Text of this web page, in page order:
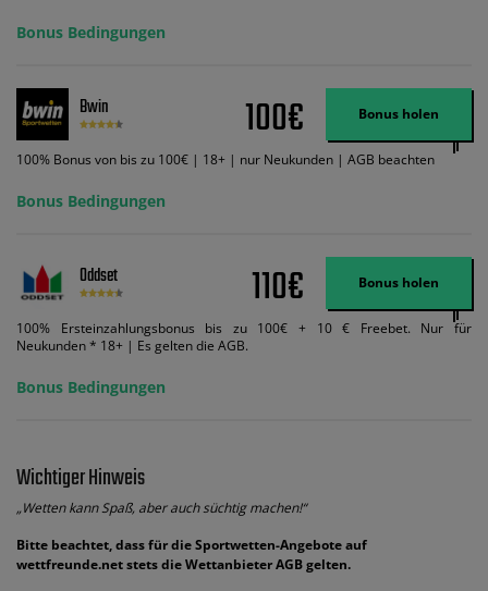
ein und wir geben Ihnen die entsprechende qualifizierende Einzahlung in
Wett-Credits, wenn Sie qualifizierende Wetten im gleichen Wert platzieren
Wett-Credits aus. Es gelten die AGB, Zeitlimits und Ausnahmen. Der Bonus-
Code VIPANGEBOT kann während der Anmeldung benutzt werden, jedoch
ändert dies den Angebotsbetrag in keinster Weise.
Bonus Bedingungen
Bwin 100€ Bonus holen
100% Bonus von bis zu 100€ | 18+ | nur Neukunden | AGB beachten
Bonus Bedingungen
Oddset 110€ Bonus holen
100% Ersteinzahlungsbonus bis zu 100€ + 10 € Freebet. Nur für
Neukunden * 18+ | Es gelten die AGB.
Bonus Bedingungen
Wichtiger Hinweis
„Wetten kann Spaß, aber auch süchtig machen!“
Bitte beachtet, dass für die Sportwetten-Angebote auf
wettfreunde.net stets die Wettanbieter AGB gelten.